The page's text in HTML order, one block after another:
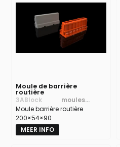
Moule de barrière
routière
3ABlock
moules
barrières
Moule barrière routière
200×54×90
MEER INFO